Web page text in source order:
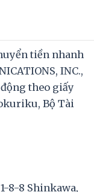
tiền nhanh
INC.,
theo giấy
Bộ Tài
8-8 Shinkawa,